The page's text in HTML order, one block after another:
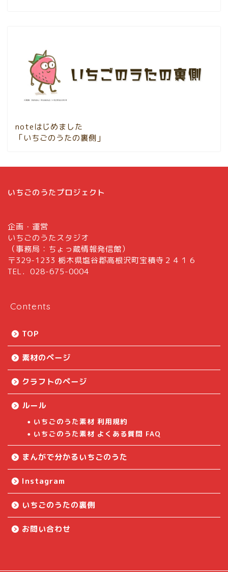
noteはじめました
「いちごのうたの裏側」
いちごのうたプロジェクト
企画・運営
いちごのうたスタジオ
（事務局：ちょっ蔵情報発信館）
〒329-1233 栃木県塩谷郡高根沢町宝積寺２４１６
TEL．028-675-0004
Contents
TOP
素材のページ
クラフトのページ
ルール
いちごのうた素材 利用規約
いちごのうた素材 よくある質問 FAQ
まんがで分かるいちごのうた
Instagram
いちごのうたの裏側
お問い合わせ